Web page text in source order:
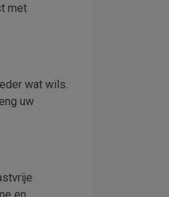
met
wat wils.
uw